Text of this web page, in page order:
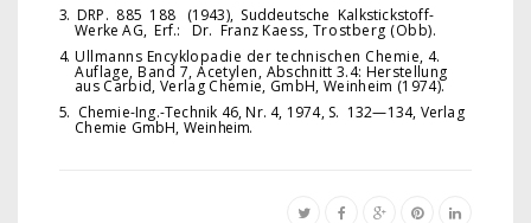
3. DRP. 885 188 (1943), Suddeutsche Kalkstickstoff-
Werke AG, Erf.: Dr. FranzKaess, Trostberg (Obb).
4. Ullmanns Encyklopadie der technischen Chemie, 4.
Auflage, Band 7, Acetylen, Abschnitt 3.4: Herstellung
aus Carbid, Verlag Chemie, GmbH, Weinheim (1974).
5. Chemie-Ing.-Technik 46, Nr. 4, 1974, S. 132—134, Verlag
Chemie GmbH, Weinheim.